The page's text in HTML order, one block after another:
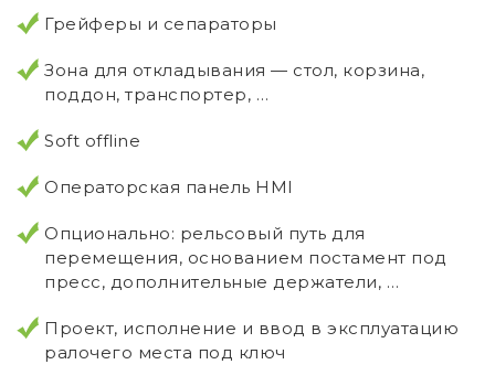
Грейферы и сепараторы
Зона для откладывания — стол, корзина,
поддон, транспортер, …
Soft offline
Операторская панель HMI
Опционально: рельсовый путь для
перемещения, основанием постамент под
пресс, дополнительные держатели, …
Проект, исполнение и ввод в эксплуатацию
ралочего места под ключ